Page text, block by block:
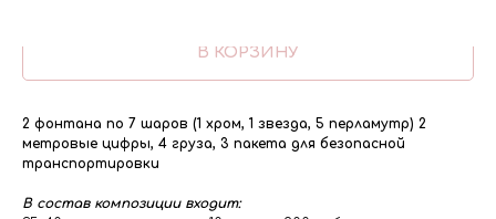
В КОРЗИНУ
2 фонтана по 7 шаров (1 хром, 1 звезда, 5 перламутр) 2
метровые цифры, 4 груза, 3 пакета для безопасной
транспортировки
В состав композиции входит: